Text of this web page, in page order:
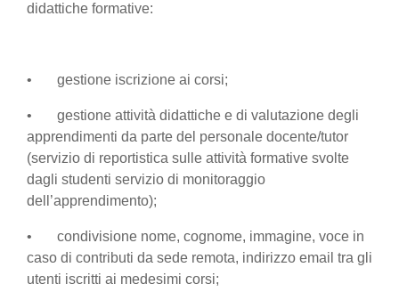
didattiche formative:
• gestione iscrizione ai corsi;
• gestione attività didattiche e di valutazione degli
apprendimenti da parte del personale docente/tutor
(servizio di reportistica sulle attività formative svolte
dagli studenti servizio di monitoraggio
dell’apprendimento);
• condivisione nome, cognome, immagine, voce in
caso di contributi da sede remota, indirizzo email tra gli
utenti iscritti ai medesimi corsi;